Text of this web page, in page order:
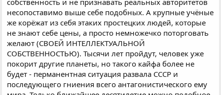
собственность и не признавать реальных авторитетов
несопоставимо выше себе подобных. А крупные учёные
же корёжат из себя этаких простецких людей, которые
не знают себе цены, а просто немножечко поторговать
желают (СВОЕЙ ИНТЕЛЛЕКТУАЛЬНОЙ
СОБСТВЕННОСТЬЮ). Тысячи лет пройдут, человек уже
покорит другие планеты, но такого кайфа более не
будет - перманентная ситуация развала СССР и
последующего гниения всего антагонистического ему